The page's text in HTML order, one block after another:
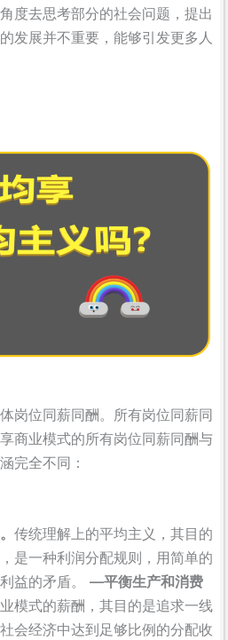
度去思考部分的社会问题，提出
发展并不重要，能够引发更多人
岗位同薪同酬。所有岗位同薪同
商业模式的所有岗位同薪同酬与
完全不同：
传统理解上的平均主义，其目的
是一种利润分配规则，用简单的
益的矛盾。—平衡生产和消费
模式的薪酬，其目的是追求一线
会经济中达到足够比例的分配收